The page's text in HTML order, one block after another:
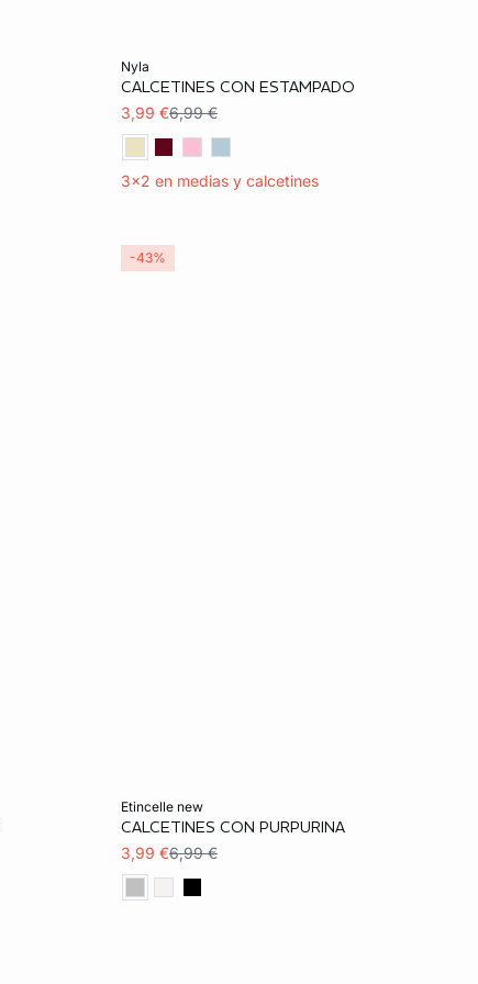
nyla
CALCETINES CON ESTAMPADO
3,99 €6,99 €
3x2 en medias y calcetines
etincelle new
CALCETINES CON PURPURINA
3,99 €6,99 €
-43%